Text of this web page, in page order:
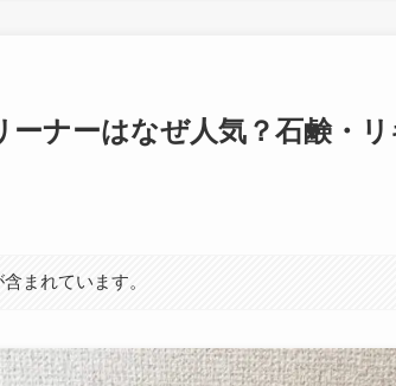
ーナーはなぜ人気？石鹸・
まれています。